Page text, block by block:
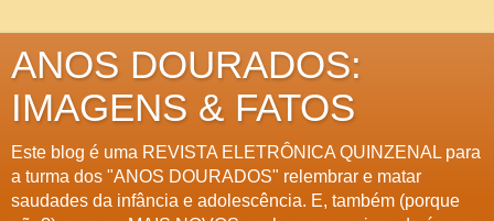
ANOS DOURADOS:
IMAGENS & FATOS
Este blog é uma REVISTA ELETRÔNICA QUINZENAL para
a turma dos "ANOS DOURADOS" relembrar e matar
saudades da infância e adolescência. E, também (porque